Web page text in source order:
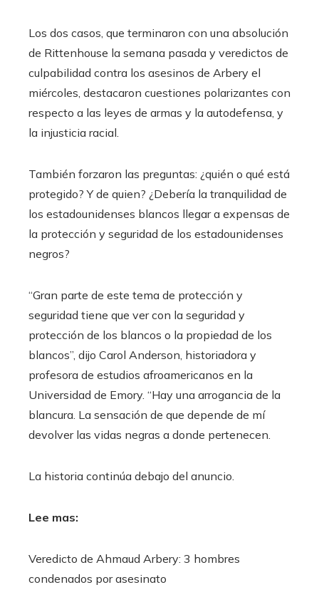
Los dos casos, que terminaron con una absolución
de Rittenhouse la semana pasada y veredictos de
culpabilidad contra los asesinos de Arbery el
miércoles, destacaron cuestiones polarizantes con
respecto a las leyes de armas y la autodefensa, y
la injusticia racial.
También forzaron las preguntas: ¿quién o qué está
protegido? Y de quien? ¿Debería la tranquilidad de
los estadounidenses blancos llegar a expensas de
la protección y seguridad de los estadounidenses
negros?
“Gran parte de este tema de protección y
seguridad tiene que ver con la seguridad y
protección de los blancos o la propiedad de los
blancos”, dijo Carol Anderson, historiadora y
profesora de estudios afroamericanos en la
Universidad de Emory. “Hay una arrogancia de la
blancura. La sensación de que depende de mí
devolver las vidas negras a donde pertenecen.
La historia continúa debajo del anuncio.
Lee mas:
Veredicto de Ahmaud Arbery: 3 hombres
condenados por asesinato